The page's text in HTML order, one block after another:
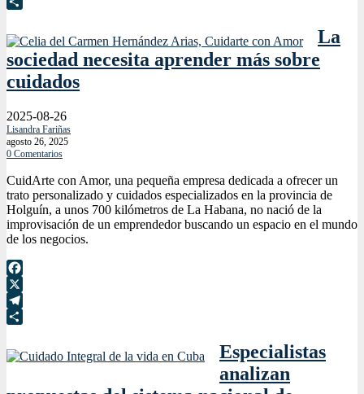
La
sociedad necesita aprender más sobre
cuidados
2025-08-26
Lisandra Fariñas
agosto 26, 2025
0 Comentarios
CuidArte con Amor, una pequeña empresa dedicada a ofrecer un
trato personalizado y cuidados especializados en la provincia de
Holguín, a unos 700 kilómetros de La Habana, no nació de la
improvisación de un emprendedor buscando un espacio en el mundo
de los negocios.
Facebook
X
Telegram
Especialistas
analizan